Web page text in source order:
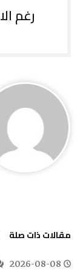
‫مقالات ذات صلة‬
2026-08-08